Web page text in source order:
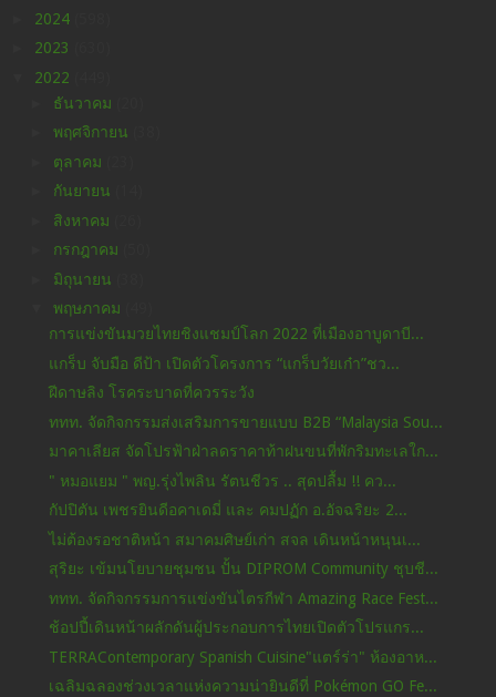
2024
2023
2022
ธันวาคม
พฤศจิกายน
ตุลาคม
กันยายน
สิงหาคม
กรกฎาคม
มิถุนายน
พฤษภาคม
การแข่งขันมวยไทยชิงแชมป์โลก 2022 ที่เมืองอาบูดาบี...
แกร็บ จับมือ ดีป้า เปิดตัวโครงการ “แกร็บวัยเก๋า”ชว...
ฝีดาษลิง โรคระบาดที่ควรระวัง
ททท. จัดกิจกรรมส่งเสริมการขายแบบ B2B “Malaysia Sou...
มาคาเลียส จัดโปรฟ้าฝ่าลดราคาท้าฝนขนที่พักริมทะเลใก...
" หมอแยม " พญ.รุ่งไพลิน รัตนชีวร .. สุดปลื้ม !! คว...
กัปปิตัน เพชรยินดีอคาเดมี่ และ คมปฏัก อ.อัจฉริยะ 2...
ไม่ต้องรอชาติหน้า สมาคมศิษย์เก่า สจล เดินหน้าหนุนเ...
สุริยะ เข้มนโยบายชุมชน ปั้น DIPROM Community ชุบชี...
ททท. จัดกิจกรรมการแข่งขันไตรกีฬา Amazing Race Fest...
ช้อปปี้เดินหน้าผลักดันผู้ประกอบการไทยเปิดตัวโปรแกร...
TERRAContemporary Spanish Cuisine"แตร์ร่า" ห้องอาห...
เฉลิมฉลองช่วงเวลาแห่งความน่ายินดีที่ Pokémon GO Fe...